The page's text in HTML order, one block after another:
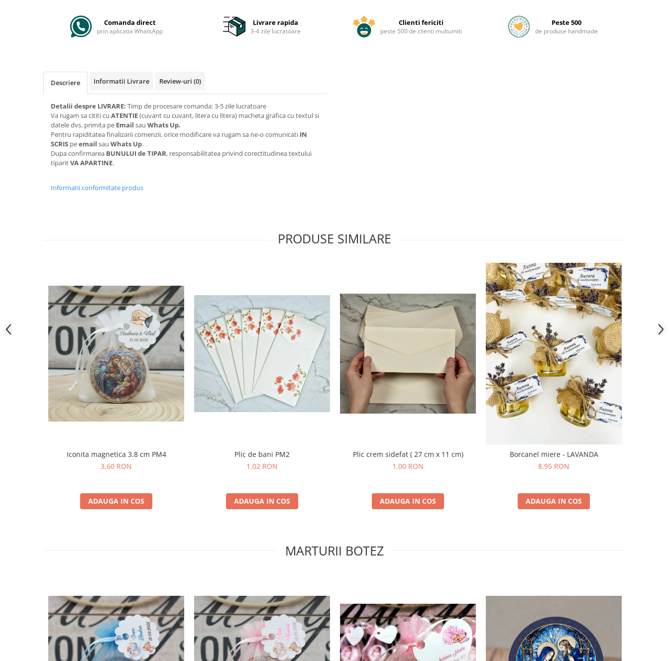
Comanda direct
prin aplicatia WhatsApp
Livrare rapida
3-4 zile lucratoare
Clienti fericiti
peste 500 de clienti multumiti
Peste 500
de produse handmade
Descriere Informatii Livrare Review-uri (0)
Detalii despre LIVRARE: Timp de procesare comanda: 3-5 zile lucratoare
Va rugam sa cititi cu ATENTIE(cuvant cu cuvant, litera cu litera) macheta grafica cu textul si
datele dvs. primita pe Email sau Whats Up.
Pentru rapiditatea finalizarii comenzii, orice modificare va rugam sa ne-o comunicati IN
SCRIS peemail sau Whats Up.
Dupa confirmarea BUNULUI de TIPAR, responsabilitatea privind corectitudinea textului
tiparitVA APARTINE.
Informatii conformitate produs
PRODUSE SIMILARE
Iconita magnetica 3.8 cm PM4
3,60 RON
ADAUGA IN COS
Plic de bani PM2
1,02 RON
ADAUGA IN COS
Plic crem sidefat ( 27 cm x 11 cm)
1,00 RON
ADAUGA IN COS
Borcanel miere - LAVANDA
8,95 RON
ADAUGA IN COS
MARTURII BOTEZ